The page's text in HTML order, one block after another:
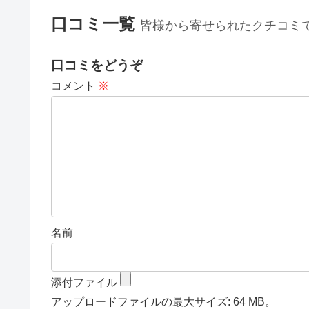
口コミ一覧 皆様から寄せられたクチコミ
口コミをどうぞ
コメント ※
名前
添付ファイル
アップロードファイルの最大サイズ: 64 MB。